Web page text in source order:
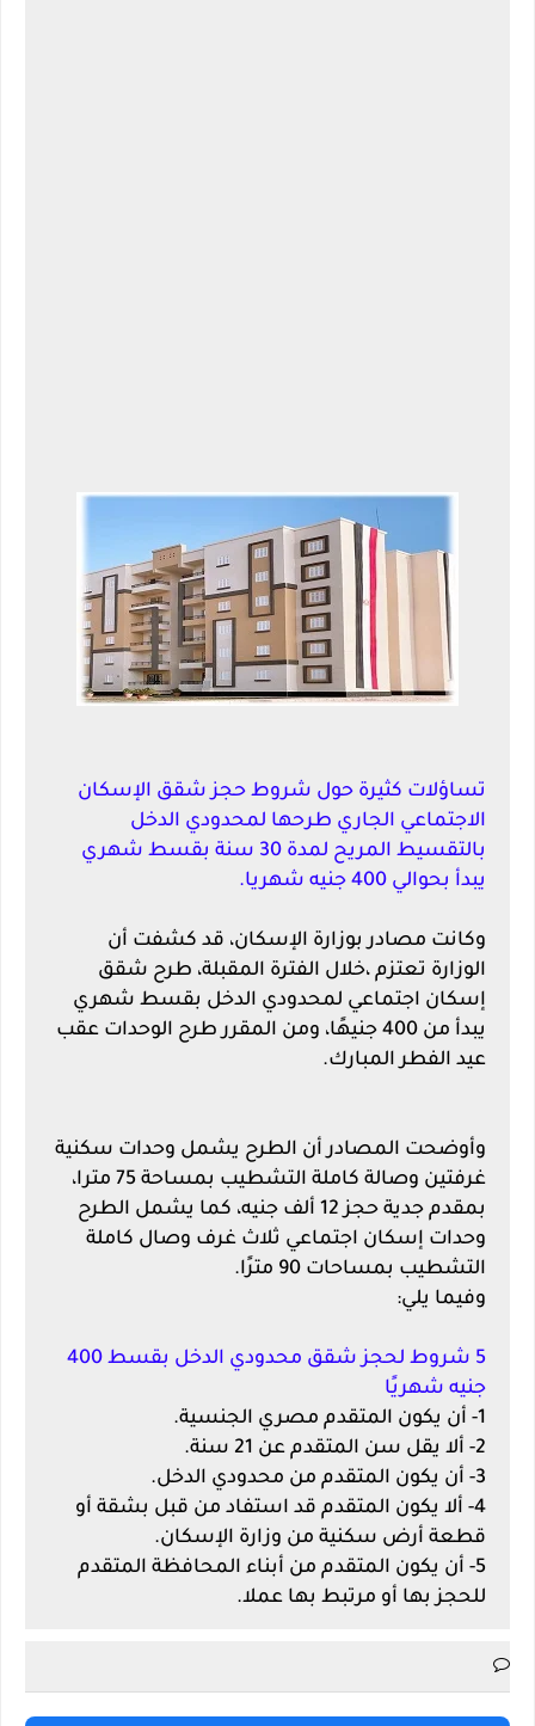
تساؤلات كثيرة حول شروط حجز شقق الإسكان
الاجتماعي الجاري طرحها لمحدودي الدخل
بالتقسيط المريح لمدة 30 سنة بقسط شهري
يبدأ بحوالي 400 جنيه شهريا.
وكانت مصادر بوزارة الإسكان، قد كشفت أن
الوزارة تعتزم ،خلال الفترة المقبلة، طرح شقق
إسكان اجتماعي لمحدودي الدخل بقسط شهري
يبدأ من 400 جنيهًا، ومن المقرر طرح الوحدات عقب
عيد الفطر المبارك.
وأوضحت المصادر أن الطرح يشمل وحدات سكنية
غرفتين وصالة كاملة التشطيب بمساحة 75 مترا،
بمقدم جدية حجز 12 ألف جنيه، كما يشمل الطرح
وحدات إسكان اجتماعي ثلاث غرف وصال كاملة
التشطيب بمساحات 90 مترًا.
وفيما يلي:
5 شروط لحجز شقق محدودي الدخل بقسط 400
جنيه شهريًا
1- أن يكون المتقدم مصري الجنسية.
2- ألا يقل سن المتقدم عن 21 سنة.
3- أن يكون المتقدم من محدودي الدخل.
4- ألا يكون المتقدم قد استفاد من قبل بشقة أو
قطعة أرض سكنية من وزارة الإسكان.
5- أن يكون المتقدم من أبناء المحافظة المتقدم
للحجز بها أو مرتبط بها عملا.